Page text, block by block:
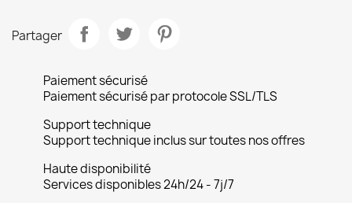
Partager
Paiement sécurisé
Paiement sécurisé par protocole SSL/TLS
Support technique
Support technique inclus sur toutes nos offres
Haute disponibilité
Services disponibles 24h/24 - 7j/7